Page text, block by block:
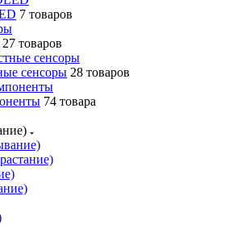
7 товаров
27 товаров
сенсоры 28 товаров
74 товара